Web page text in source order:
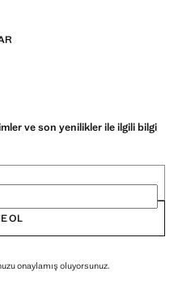
ve son yenilikler ile ilgili bilgi
OL
onaylamış oluyorsunuz.